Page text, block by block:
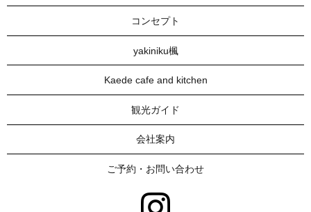
コンセプト
yakiniku楓
Kaede cafe and kitchen
観光ガイド
会社案内
ご予約・お問い合わせ